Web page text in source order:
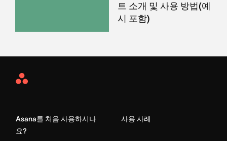
트 소개 및 사용 방법(예
시 포함)
Asana
Asana를 처음 사용하시나
요?
사용 사례